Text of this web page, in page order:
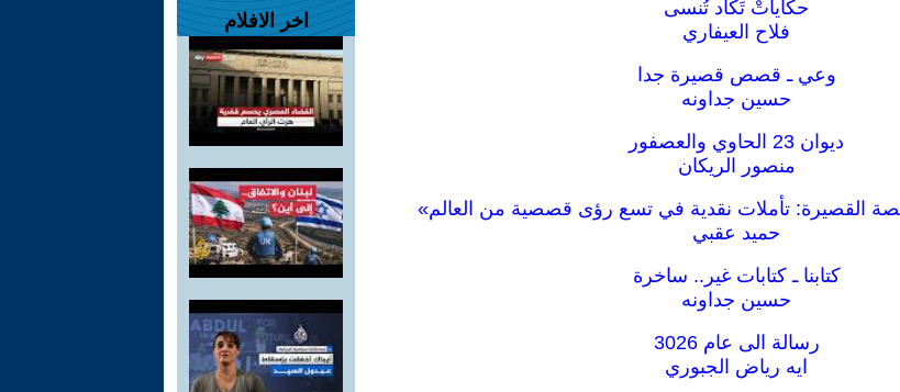
حكاياتْ تَكاد تُنسى
فلاح العيفاري
وعي ـ قصص قصيرة جدا
حسين جداونه
ديوان 23 الحاوي والعصفور
منصور الريكان
القصيرة: تأملات نقدية في تسع رؤى قصصية من العالم»
حميد عقبي
كتابنا ـ كتابات غير.. ساخرة
حسين جداونه
رسالة الى عام 3026
ايه رياض الجبوري
اخر الافلام